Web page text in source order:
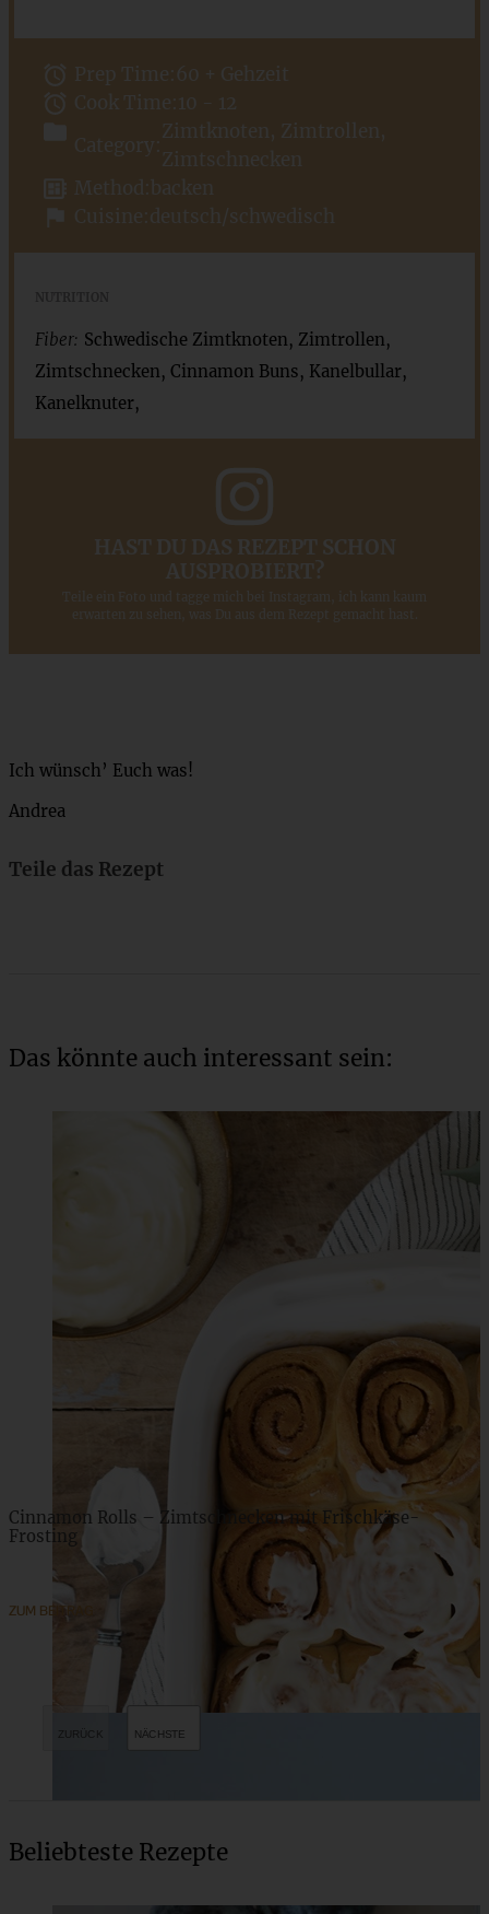
Prep Time: 60 + Gehzeit
Cook Time: 10 - 12
Category:
Zimtknoten, Zimtrollen,
Zimtschnecken
Method:
backen
Cuisine: deutsch/schwedisch
Fiber: Schwedische Zimtknoten, Zimtrollen,
Zimtschnecken, Cinnamon Buns, Kanelbullar,
Kanelknuter,
HAST DU DAS REZEPT SCHON
AUSPROBIERT?
Teile ein Foto und tagge mich bei Instagram, ich kann kaum
erwarten zu sehen, was Du aus dem Rezept gemacht hast.
Ich wünsch’ Euch was!
Andrea
Teile das Rezept
Das könnte auch interessant sein:
Cinnamon Rolls – Zimtschnecken mit Frischkäse-
Frosting
ZUM BEITRAG
Beliebteste Rezepte